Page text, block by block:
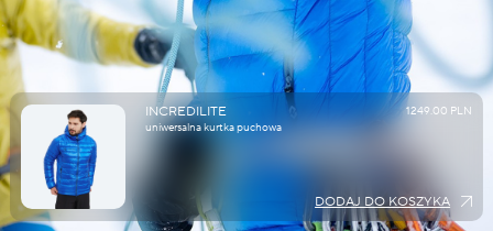
INCREDILITE
uniwersalna kurtka puchowa
1249.00 PLN
DODAJ DO KOSZYKA